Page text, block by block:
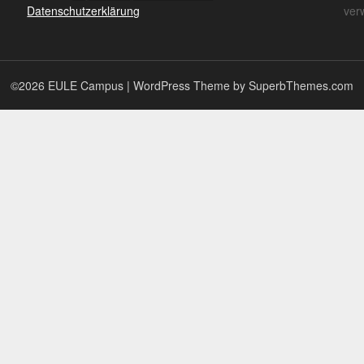
Datenschutzerklärung
©2026 EULE Campus | WordPress Theme by SuperbThemes.com